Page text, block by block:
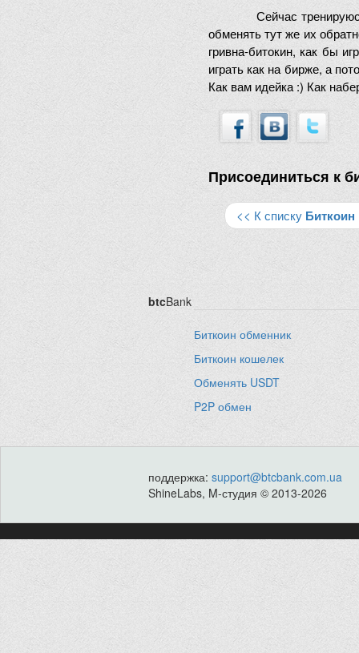
Сейчас
обменять тут же их
гривна-битокин, как бы
играть как на бирже, а
Как вам идейка :) Как
Присоединиться к
<< К списку Биткоин
btcBank
Биткоин обменник
Биткоин кошелек
Обменять USDT
P2P обмен
поддержка: support@btcbank.com.ua
ShineLabs, M-студия © 2013-2026